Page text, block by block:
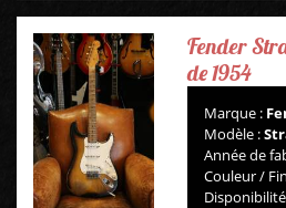
Fender
de 1954
Marque :
Modèle :
Année de
Couleur /